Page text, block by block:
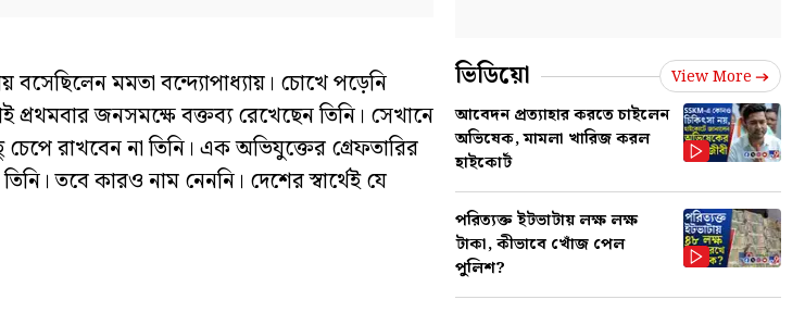
বসেছিলেন মমতা বন্দ্যোপাধ্যায়। চোখে পড়েনি
জনসমক্ষে বক্তব্য রেখেছেন তিনি। সেখানে
রাখবেন না তিনি। এক অভিযুক্তের গ্রেফতারির
তবে কারও নাম নেননি। দেশের স্বার্থেই যে
ভিডিয়ো View More
আবেদন প্রত্যাহার করতে চাইলেন
অভিষেক, মামলা খারিজ করল
হাইকোর্ট
পরিত্যক্ত ইটভাটায় লক্ষ লক্ষ
টাকা, কীভাবে খোঁজ পেল
পুলিশ?